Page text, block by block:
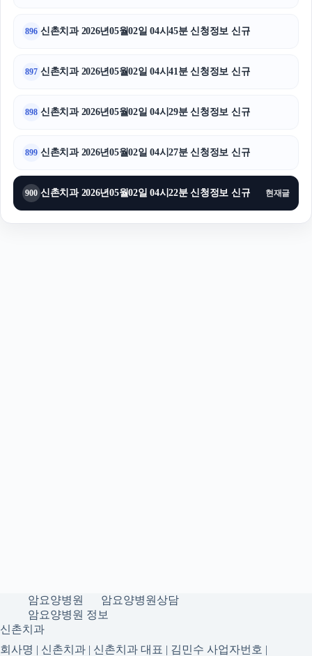
896 신촌치과 2026년05월02일 04시45분 신청정보 신규
897 신촌치과 2026년05월02일 04시41분 신청정보 신규
898 신촌치과 2026년05월02일 04시29분 신청정보 신규
899 신촌치과 2026년05월02일 04시27분 신청정보 신규
900 신촌치과 2026년05월02일 04시22분 신청정보 신규 현재글
암요양병원
암요양병원상담
암요양병원 정보
신촌치과
회사명 | 신촌치과 | 신촌치과 대표 | 김민수 사업자번호 |